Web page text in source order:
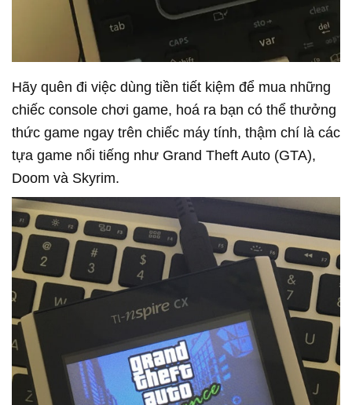
Hãy quên đi việc dùng tiền tiết kiệm để mua những
chiếc console chơi game, hoá ra bạn có thể thưởng
thức game ngay trên chiếc máy tính, thậm chí là các
tựa game nổi tiếng như Grand Theft Auto (GTA),
Doom và Skyrim.